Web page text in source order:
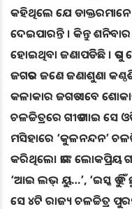
କହିଥିଲେ ଯେ
ଦେଇପାରନ୍ତି । କିନ୍ତୁ ଶନିବାର
ହୋଇଥିବା ଜଣାପଡିିଛି । ତପୁ
ଜଗତର ଜଣେ ଜଣାଶୁଣା
କଳାକାର ଜଗତ ଏବେ
ଚଳଚ୍ଚିତ୍ରରେ ଗୀତ ଗାଇ
ମସିହାରେ ‘କୁଳନନ୍ଦନ’
କରିଥିଲେ। ତାଙ୍କ ଲୋକପ୍ରିୟ
‘ଆଇ ଲଭ୍‌ ୟୁ…’, ‘ଇସ୍କ ତୁ ହିଁ
ସେ ୪ଟି ରାଜ୍ୟ ଚଳଚ୍ଚିତ୍ର